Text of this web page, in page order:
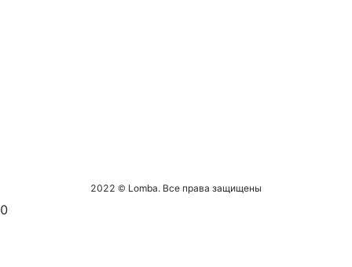
2022 © Lomba. Все права защищены
0